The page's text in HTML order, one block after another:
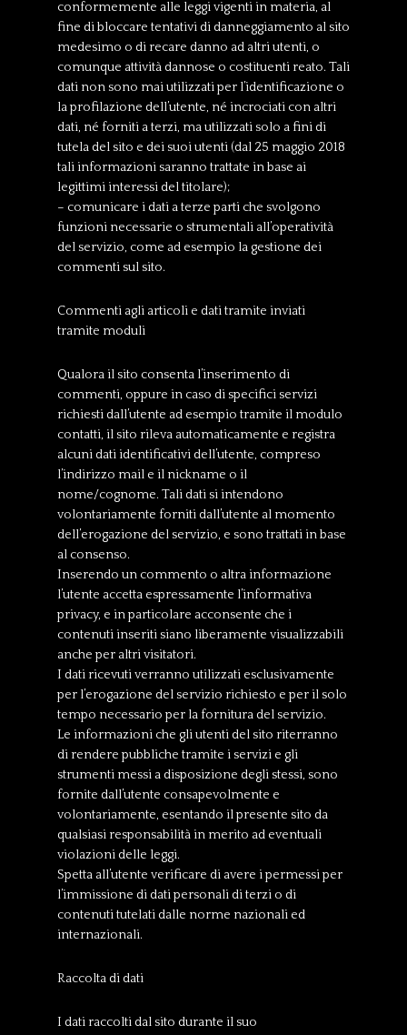
conformemente alle leggi vigenti in materia, al
fine di bloccare tentativi di danneggiamento al sito
medesimo o di recare danno ad altri utenti, o
comunque attività dannose o costituenti reato. Tali
dati non sono mai utilizzati per l’identificazione o
la profilazione dell’utente, né incrociati con altri
dati, né forniti a terzi, ma utilizzati solo a fini di
tutela del sito e dei suoi utenti (dal 25 maggio 2018
tali informazioni saranno trattate in base ai
legittimi interessi del titolare);
– comunicare i dati a terze parti che svolgono
funzioni necessarie o strumentali all’operatività
del servizio, come ad esempio la gestione dei
commenti sul sito.
Commenti agli articoli e dati tramite inviati
tramite moduli
Qualora il sito consenta l’inserimento di
commenti, oppure in caso di specifici servizi
richiesti dall’utente ad esempio tramite il modulo
contatti, il sito rileva automaticamente e registra
alcuni dati identificativi dell’utente, compreso
l’indirizzo mail e il nickname o il
nome/cognome. Tali dati si intendono
volontariamente forniti dall’utente al momento
dell’erogazione del servizio, e sono trattati in base
al consenso.
Inserendo un commento o altra informazione
l’utente accetta espressamente l’informativa
privacy, e in particolare acconsente che i
contenuti inseriti siano liberamente visualizzabili
anche per altri visitatori.
I dati ricevuti verranno utilizzati esclusivamente
per l’erogazione del servizio richiesto e per il solo
tempo necessario per la fornitura del servizio.
Le informazioni che gli utenti del sito riterranno
di rendere pubbliche tramite i servizi e gli
strumenti messi a disposizione degli stessi, sono
fornite dall’utente consapevolmente e
volontariamente, esentando il presente sito da
qualsiasi responsabilità in merito ad eventuali
violazioni delle leggi.
Spetta all’utente verificare di avere i permessi per
l’immissione di dati personali di terzi o di
contenuti tutelati dalle norme nazionali ed
internazionali.
Raccolta di dati
I dati raccolti dal sito durante il suo